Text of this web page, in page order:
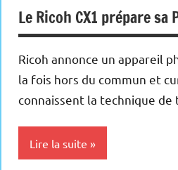
Le Ricoh CX1 prépare sa
Ricoh annonce un appareil
la fois hors du commun et
connaissent la technique
Lire la suite